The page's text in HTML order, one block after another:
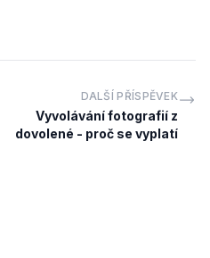
DALŠÍ PŘÍSPĚVEK
Vyvolávání fotografií z
dovolené - proč se vyplatí